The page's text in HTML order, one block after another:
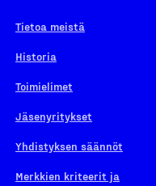
Tietoa meistä
Historia
Toimielimet
Jäsenyritykset
Yhdistyksen säännöt
Merkkien kriteerit ja